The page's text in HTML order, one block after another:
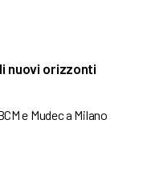
nuovi orizzonti
e Mudec a Milano